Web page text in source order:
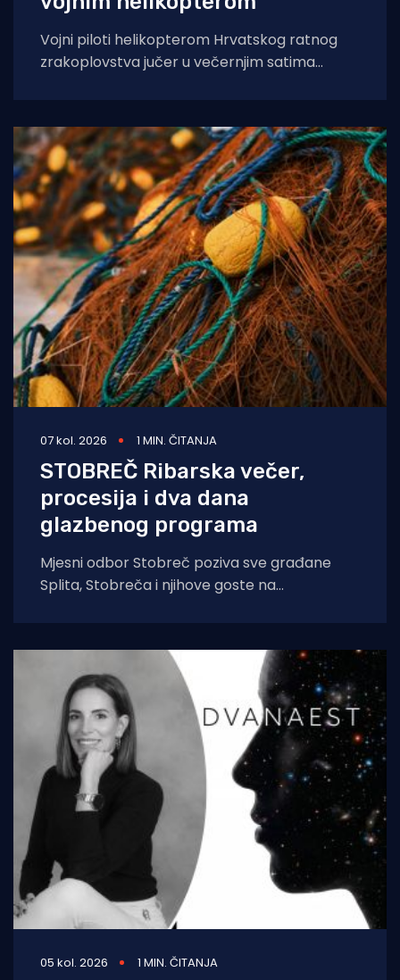
Vojni piloti helikopterom Hrvatskog ratnog
zrakoplovstva jučer u večernjim satima
07 kol. 2026 1 MIN. ČITANJA
STOBREČ Ribarska večer,
procesija i dva dana
glazbenog programa
Mjesni odbor Stobreč poziva sve građane
Splita, Stobreča i njihove goste na
05 kol. 2026 1 MIN. ČITANJA